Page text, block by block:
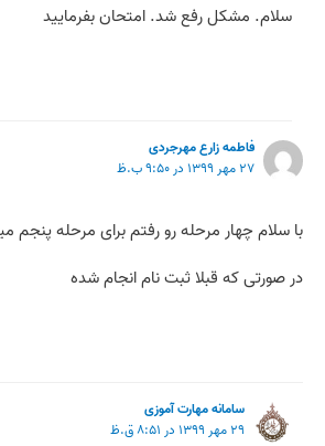
سلام. مشکل رفع شد. امتحان بفرمایید
فاطمه زارع مهرجردی
۲۷ مهر ۱۳۹۹ در ۹:۵۰ ب.ظ
با سلام چهار مرحله رو رفتم برای مرحله پنجم
در صورتی که قبلا ثبت نام انجام شده
سامانه مهارت آموزی
۲۹ مهر ۱۳۹۹ در ۸:۵۱ ق.ظ